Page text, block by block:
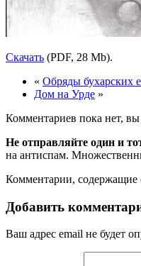
Скачать (PDF, 28 Mb).
« Обряды бухарских
Дом на Урде »
Комментариев пока нет,
Не отправляйте один и
на антиспам.
Комментарии, содержащие
Добавить
Ваш адрес email не будет